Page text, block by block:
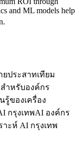
and ML models help
ยประสาทเทียม
สำหรับองค์กร
รู้ของเครื่อง
กรุงเทพAI องค์กร
าะห์ AI กรุงเทพ